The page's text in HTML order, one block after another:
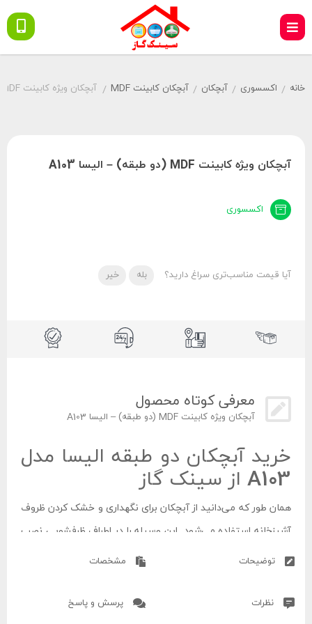
خانه / اکسسوری / آبچکان / آبچکان کابینت MDF / آبچکان ویژه کابینت MDF (دو طبقه) – الیسا A103
آبچکان ویژه کابینت MDF (دو طبقه) – الیسا A103
اکسسوری
آیا قیمت مناسب‌تری سراغ دارید؟ بله خیر
معرفی کوتاه محصول
آبچکان ویژه کابینت MDF (دو طبقه) – الیسا A103
خرید آبچکان دو طبقه الیسا مدل
A103 از سینک گاز
همان طور که می‌دانید از آبچکان برای نگهداری و خشک کردن ظروف
آشپز‌خانه استفاده می‌شود. این وسیله را در اطراف ظرفشویی نصب
می‌کنند تا به آن دسترسی آسان‌تری داشته باشند. این محصول از
استحکام و مقاومت مناسب است. البته پوشش آبکاری آن باعث
توضیحات مشخصات
نظرات پرسش و پاسخ